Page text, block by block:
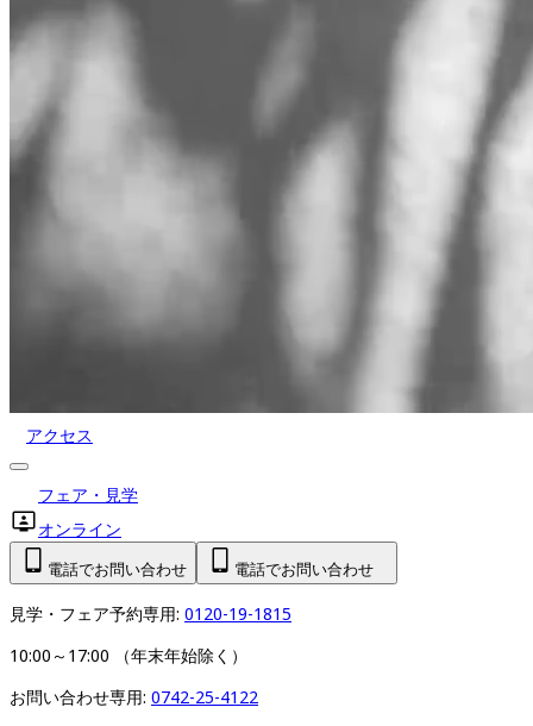
アクセス
フェア・見学
オンライン
電話でお問い合わせ 電話でお問い合わせ
見学・フェア予約専用: 0120-19-1815
10:00～17:00 （年末年始除く）
お問い合わせ専用: 0742-25-4122